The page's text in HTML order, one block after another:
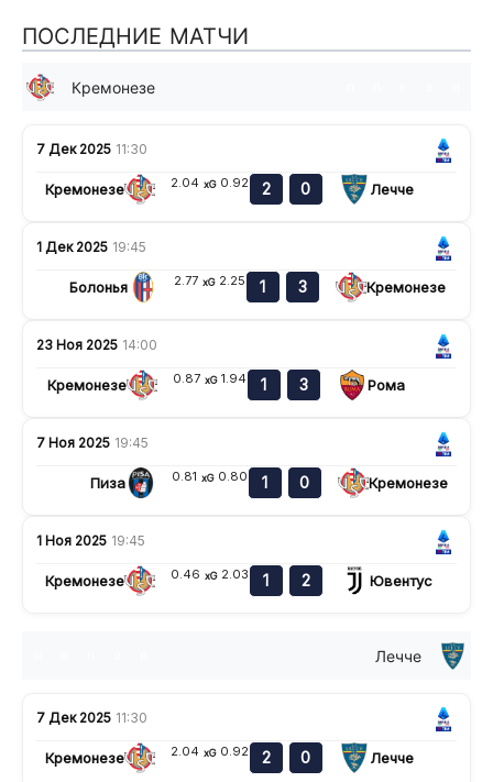
ПОСЛЕДНИЕ МАТЧИ
Кремонезе
7 Дек 2025 11:30
Кремонезе 2.04 xG 0.92 2 0 Лечче
1 Дек 2025 19:45
Болонья 2.77 xG 2.25 1 3 Кремонезе
23 Ноя 2025 14:00
Кремонезе 0.87 xG 1.94 1 3 Рома
7 Ноя 2025 19:45
Пиза 0.81 xG 0.80 1 0 Кремонезе
1 Ноя 2025 19:45
Кремонезе 0.46 xG 2.03 1 2 Ювентус
Лечче
7 Дек 2025 11:30
Кремонезе 2.04 xG 0.92 2 0 Лечче